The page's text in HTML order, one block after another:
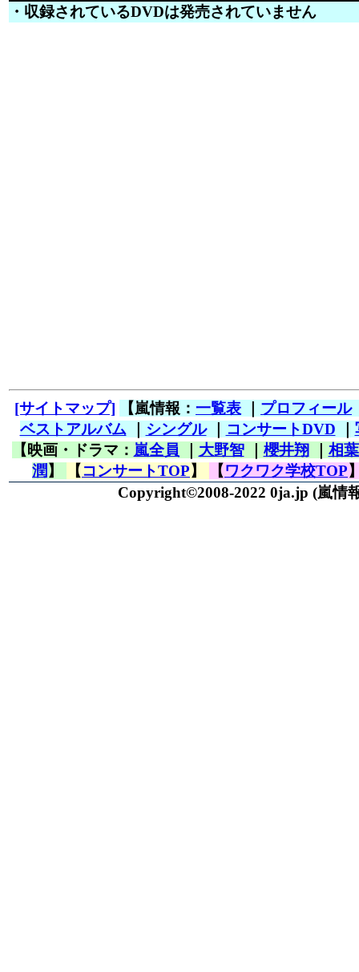
・収録されているDVDは発売されていません
[サイトマップ] 【嵐情報： 一覧表 プロフィール
ベストアルバム｜ シングル｜ コンサートDVD
【映画・ドラマ： 嵐全員 大野智｜ 櫻井翔
相
潤 】 【コンサートTOP】 【ワクワク学校TOP
Copyright©2008-2022 0ja.jp (嵐情